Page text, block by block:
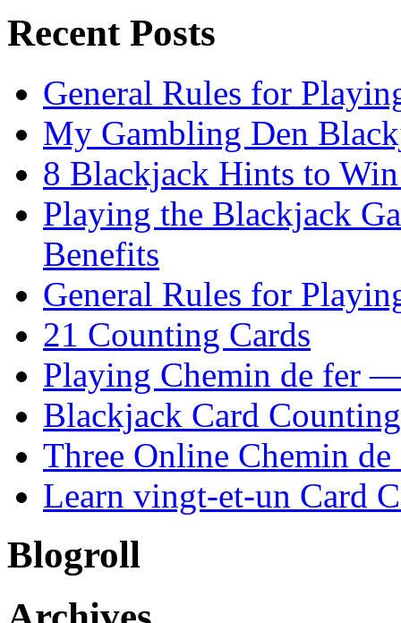
Recent Posts
General Rules for
My Gambling Den
8 Blackjack Hints to
Playing the Blackjack
Benefits
General Rules for
21 Counting Cards
Playing Chemin de fer
Blackjack Card Counting
Three Online Chemin
Learn vingt-et-un Card
Blogroll